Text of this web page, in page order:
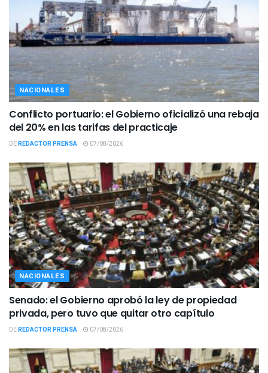
NACIONALES
Conflicto portuario: el Gobierno oficializó una rebaja
del 20% en las tarifas del practicaje
DEREDACTOR PRENSA 07/08/2026
NACIONALES
Senado: el Gobierno aprobó la ley de propiedad
privada, pero tuvo que quitar otro capítulo
DEREDACTOR PRENSA 07/08/2026